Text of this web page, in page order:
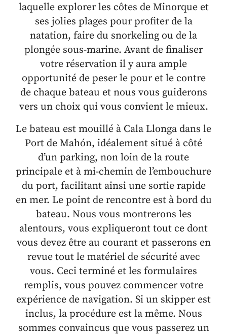
laquelle explorer les côtes de Minorque et
ses jolies plages pour profiter de la
natation, faire du snorkeling ou de la
plongée sous-marine. Avant de finaliser
votre réservation il y aura ample
opportunité de peser le pour et le contre
de chaque bateau et nous vous guiderons
vers un choix qui vous convient le mieux.
Le bateau est mouillé à Cala Llonga dans le
Port de Mahón, idéalement situé à côté
d’un parking, non loin de la route
principale et à mi-chemin de l’embouchure
du port, facilitant ainsi une sortie rapide
en mer. Le point de rencontre est à bord du
bateau. Nous vous montrerons les
alentours, vous expliqueront tout ce dont
vous devez être au courant et passerons en
revue tout le matériel de sécurité avec
vous. Ceci terminé et les formulaires
remplis, vous pouvez commencer votre
expérience de navigation. Si un skipper est
inclus, la procédure est la même. Nous
sommes convaincus que vous passerez un